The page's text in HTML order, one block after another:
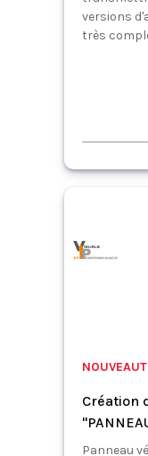
versions
très
Création
Panneau